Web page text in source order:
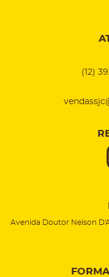
(12)
Avenida Doutor Nelson